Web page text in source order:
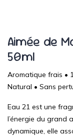
Aimée de
50ml
Aromatique frais •
Natural • Sans
Eau 21 est une
l’énergie du grand
dynamique, elle